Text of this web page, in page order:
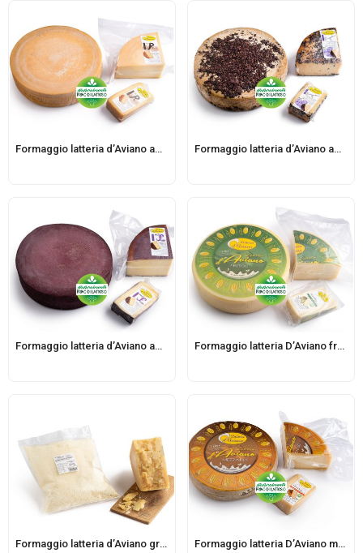
Formaggio latteria d’Aviano affinato in birra Formaggio latteria d’Aviano affinato in vinacce di Schioppettino Moschioni
Formaggio latteria d’Aviano affinato rosso Formaggio latteria D’Aviano fresco
Formaggio latteria d’Aviano grattugiato Formaggio latteria D’Aviano mezzano